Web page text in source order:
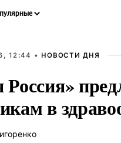
12:44 • НОВОСТИ ДНЯ
Россия»
в